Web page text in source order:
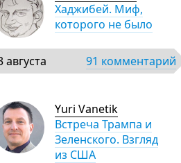
Хаджибей. Миф,
которого не было
августа 91 комментарий
Yuri Vanetik
Встреча Трампа и
Зеленского. Взгляд
из США